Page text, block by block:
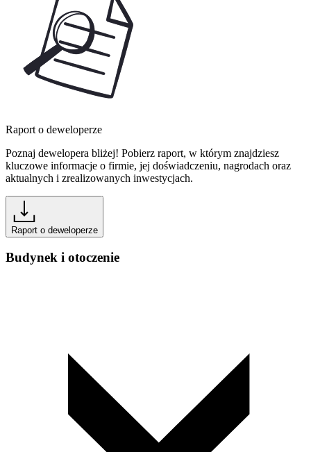
Raport o deweloperze
Poznaj dewelopera bliżej! Pobierz raport, w którym znajdziesz
kluczowe informacje o firmie, jej doświadczeniu, nagrodach oraz
aktualnych i zrealizowanych inwestycjach.
Raport o deweloperze
Budynek i otoczenie